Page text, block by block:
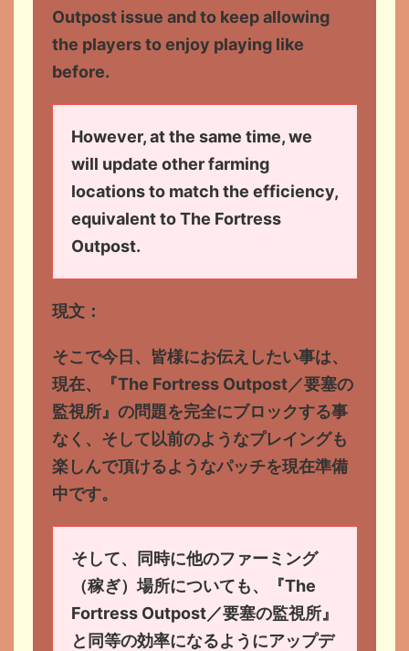
Outpost issue and to keep allowing
the players to enjoy playing like
before.
However, at the same time, we
will update other farming
locations to match the efficiency,
equivalent to The Fortress
Outpost.
現文：
そこで今日、皆様にお伝えしたい事は、
現在、『The Fortress Outpost／要塞の
監視所』の問題を完全にブロックする事
なく、そして以前のようなプレイングも
楽しんで頂けるようなパッチを現在準備
中です。
そして、同時に他のファーミング
（稼ぎ）場所についても、『The
Fortress Outpost／要塞の監視所』
と同等の効率になるようにアップデ